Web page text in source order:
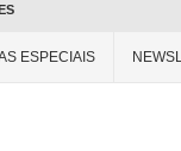
ESPECIAIS